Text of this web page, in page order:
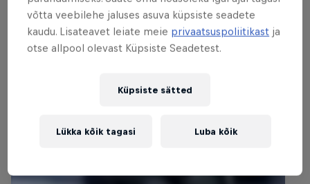
Viimased
võtta veebilehe jaluses asuva küpsiste seadete
kaudu. Lisateavet leiate meie privaatsuspoliitikast ja
otse allpool olevast Küpsiste Seadetest.
Küpsiste sätted
Lükka kõik tagasi Luba kõik